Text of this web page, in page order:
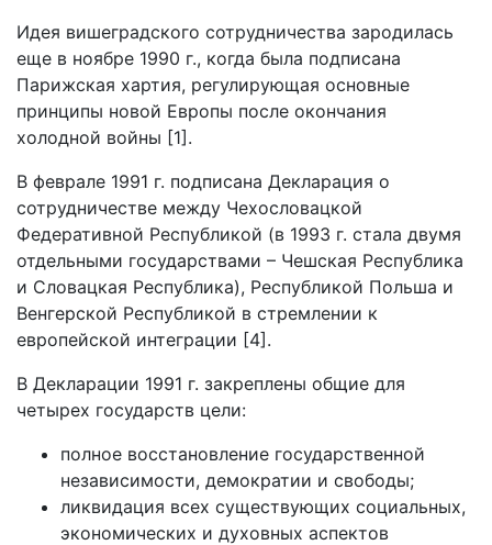
Идея вишеградского сотрудничества зародилась
еще в ноябре 1990 г., когда была подписана
Парижская хартия, регулирующая основные
принципы новой Европы после окончания
холодной войны [1].
В феврале 1991 г. подписана Декларация о
сотрудничестве между Чехословацкой
Федеративной Республикой (в 1993 г. стала двумя
отдельными государствами – Чешская Республика
и Словацкая Республика), Республикой Польша и
Венгерской Республикой в стремлении к
европейской интеграции [4].
В Декларации 1991 г. закреплены общие для
четырех государств цели:
полное восстановление государственной
независимости, демократии и свободы;
ликвидация всех существующих социальных,
экономических и духовных аспектов